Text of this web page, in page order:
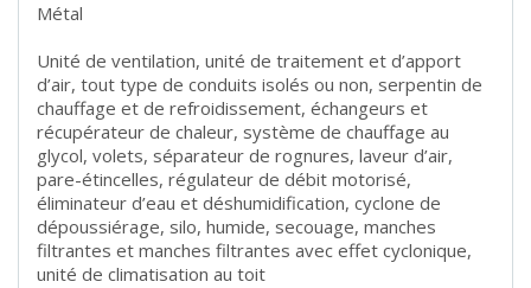
Métal
Unité de ventilation, unité de traitement et d’apport
d’air, tout type de conduits isolés ou non, serpentin de
chauffage et de refroidissement, échangeurs et
récupérateur de chaleur, système de chauffage au
glycol, volets, séparateur de rognures, laveur d’air,
pare-étincelles, régulateur de débit motorisé,
éliminateur d’eau et déshumidification, cyclone de
dépoussiérage, silo, humide, secouage, manches
filtrantes et manches filtrantes avec effet cyclonique,
unité de climatisation au toit